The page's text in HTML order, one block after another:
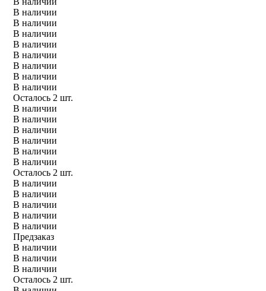
В наличии
В наличии
В наличии
В наличии
В наличии
В наличии
В наличии
В наличии
Осталось 2 шт.
В наличии
В наличии
В наличии
В наличии
В наличии
В наличии
Осталось 2 шт.
В наличии
В наличии
В наличии
В наличии
В наличии
Предзаказ
В наличии
В наличии
В наличии
Осталось 2 шт.